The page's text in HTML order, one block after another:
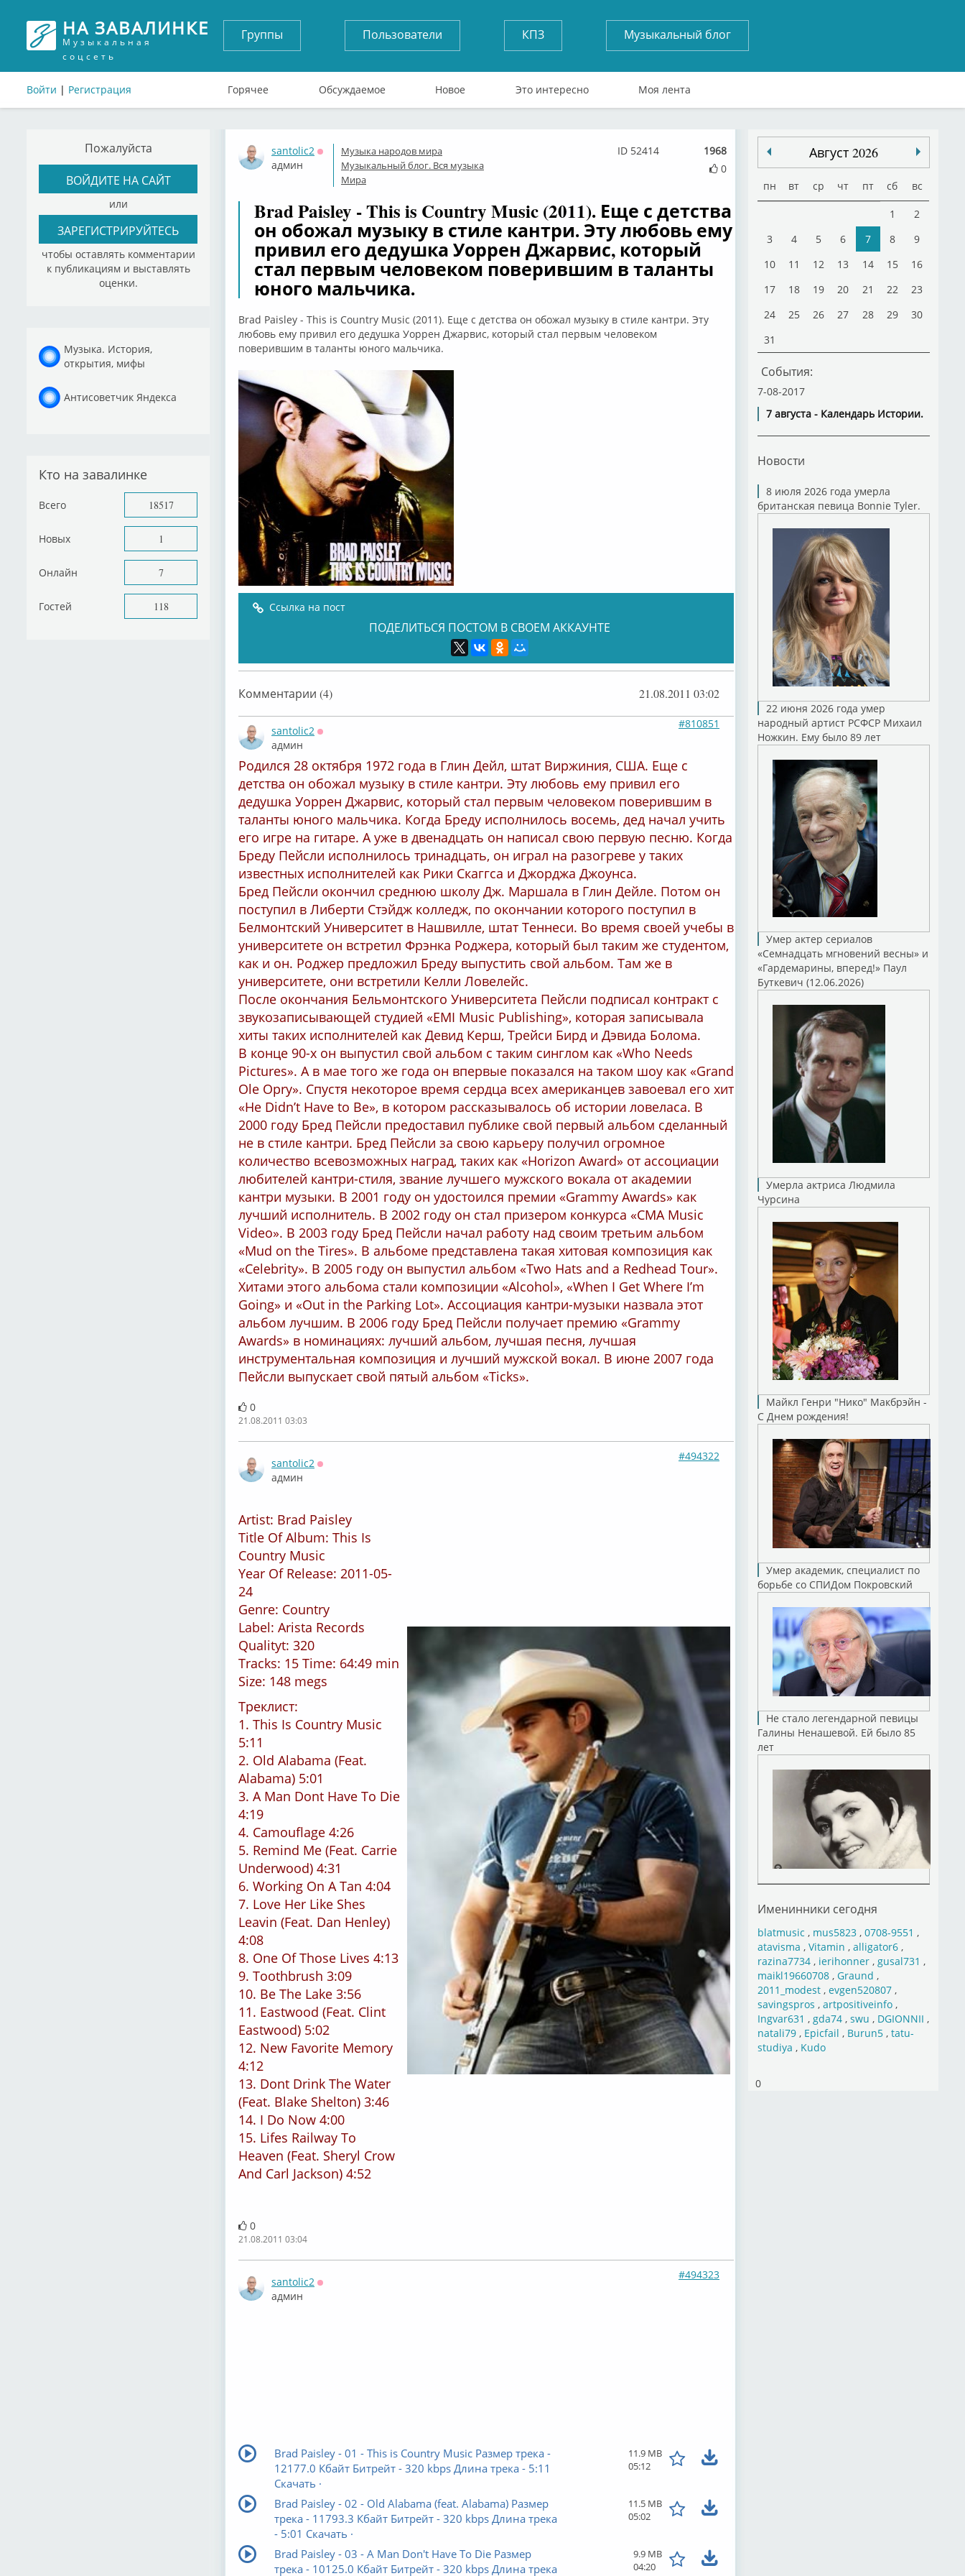
НА ЗАВАЛИНКЕ
Музыкальная
соцсеть
Войти | Регистрация
Группы Пользователи КПЗ Музыкальный блог
Горячее Обсуждаемое Новое Это интересно Моя лента
Пожалуйста
ВОЙДИТЕ НА САЙТ
или
ЗАРЕГИСТРИРУЙТЕСЬ
чтобы оставлять комментарии
к публикациям и выставлять
оценки.
Музыка. История,
открытия, мифы
Антисоветчик Яндекса
Кто на завалинке
Всего 18517
Новых 1
Онлайн 7
Гостей 118
santolic2
Оффлайн
админ
Музыка народов мира
Музыкальный блог. Вся музыка
Мира
1968
0
ID 52414
Brad Paisley - This is Country Music (2011). Еще с детства
он обожал музыку в стиле кантри. Эту любовь ему
привил его дедушка Уоррен Джарвис, который
стал первым человеком поверившим в таланты
юного мальчика.
Brad Paisley - This is Country Music (2011). Еще с детства он обожал музыку в стиле кантри. Эту
любовь ему привил его дедушка Уоррен Джарвис, который стал первым человеком
поверившим в таланты юного мальчика.
Ссылка на пост
ПОДЕЛИТЬСЯ ПОСТОМ В СВОЕМ АККАУНТЕ
Комментарии (4) 21.08.2011 03:02
santolic2
админ
#810851
Родился 28 октября 1972 года в Глин Дейл, штат Виржиния, США. Еще с
детства он обожал музыку в стиле кантри. Эту любовь ему привил его
дедушка Уоррен Джарвис, который стал первым человеком поверившим в
таланты юного мальчика. Когда Бреду исполнилось восемь, дед начал учить
его игре на гитаре. А уже в двенадцать он написал свою первую песню. Когда
Бреду Пейсли исполнилось тринадцать, он играл на разогреве у таких
известных исполнителей как Рики Скаггса и Джорджа Джоунса.
Бред Пейсли окончил среднюю школу Дж. Маршала в Глин Дейле. Потом он
поступил в Либерти Стэйдж колледж, по окончании которого поступил в
Белмонтский Университет в Нашвилле, штат Теннеси. Во время своей учебы в
университете он встретил Фрэнка Роджера, который был таким же студентом,
как и он. Роджер предложил Бреду выпустить свой альбом. Там же в
университете, они встретили Келли Ловелейс.
После окончания Бельмонтского Университета Пейсли подписал контракт с
звукозаписывающей студией «EMI Music Publishing», которая записывала
хиты таких исполнителей как Девид Керш, Трейси Бирд и Дэвида Болома.
В конце 90-х он выпустил свой альбом с таким синглом как «Who Needs
Pictures». А в мае того же года он впервые показался на таком шоу как «Grand
Ole Opry». Спустя некоторое время сердца всех американцев завоевал его хит
«He Didn’t Have to Be», в котором рассказывалось об истории ловеласа. В
2000 году Бред Пейсли предоставил публике свой первый альбом сделанный
не в стиле кантри. Бред Пейсли за свою карьеру получил огромное
количество всевозможных наград, таких как «Horizon Award» от ассоциации
любителей кантри-стиля, звание лучшего мужского вокала от академии
кантри музыки. В 2001 году он удостоился премии «Grammy Awards» как
лучший исполнитель. В 2002 году он стал призером конкурса «CMA Music
Video». В 2003 году Бред Пейсли начал работу над своим третьим альбом
«Mud on the Tires». В альбоме представлена такая хитовая композиция как
«Celebrity». В 2005 году он выпустил альбом «Two Hats and a Redhead Tour».
Хитами этого альбома стали композиции «Alcohol», «When I Get Where I’m
Going» и «Out in the Parking Lot». Ассоциация кантри-музыки назвала этот
альбом лучшим. В 2006 году Бред Пейсли получает премию «Grammy
Awards» в номинациях: лучший альбом, лучшая песня, лучшая
инструментальная композиция и лучший мужской вокал. В июне 2007 года
Пейсли выпускает свой пятый альбом «Ticks».
0
21.08.2011 03:03
santolic2
админ
#494322
Artist: Brad Paisley
Title Of Album: This Is
Country Music
Year Of Release: 2011-05-
24
Genre: Country
Label: Arista Records
Qualityt: 320
Tracks: 15 Time: 64:49 min
Size: 148 megs
Треклист:
1. This Is Country Music
5:11
2. Old Alabama (Feat.
Alabama) 5:01
3. A Man Dont Have To Die
4:19
4. Camouflage 4:26
5. Remind Me (Feat. Carrie
Underwood) 4:31
6. Working On A Tan 4:04
7. Love Her Like Shes
Leavin (Feat. Dan Henley)
4:08
8. One Of Those Lives 4:13
9. Toothbrush 3:09
10. Be The Lake 3:56
11. Eastwood (Feat. Clint
Eastwood) 5:02
12. New Favorite Memory
4:12
13. Dont Drink The Water
(Feat. Blake Shelton) 3:46
14. I Do Now 4:00
15. Lifes Railway To
Heaven (Feat. Sheryl Crow
And Carl Jackson) 4:52
0
21.08.2011 03:04
santolic2
админ
#494323
Brad Paisley - 01 - This is Country Music Размер трека -
12177.0 Кбайт Битрейт - 320 kbps Длина трека - 5:11
Скачать ·
11.9 MB
05:12
Brad Paisley - 02 - Old Alabama (feat. Alabama) Размер
трека - 11793.3 Кбайт Битрейт - 320 kbps Длина трека
- 5:01 Скачать ·
11.5 MB
05:02
Brad Paisley - 03 - A Man Don't Have To Die Размер
трека - 10125.0 Кбайт Битрейт - 320 kbps Длина трека
9.9 MB
04:20
Август 2026
пн вт ср чт пт сб вс
1
2
3
4 5 6 7 8
9
10
11 12 13 14 15
16
17
18 19 20 21 22
23
24
25 26 27 28 29
30
31
События:
7-08-2017
7 августа - Календарь Истории.
Новости
8 июля 2026 года умерла
британская певица Bonnie Tyler.
22 июня 2026 года умер
народный артист РСФСР Михаил
Ножкин. Ему было 89 лет
Умер актер сериалов
«Семнадцать мгновений весны» и
«Гардемарины, вперед!» Паул
Буткевич (12.06.2026)
Умерла актриса Людмила
Чурсина
Майкл Генри "Нико" Макбрэйн -
С Днем рождения!
Умер академик, специалист по
борьбе со СПИДом Покровский
Не стало легендарной певицы
Галины Ненашевой. Ей было 85
лет
Именинники сегодня
blatmusic , mus5823, 0708-9551 ,
atavisma , Vitamin , alligator6,
razina7734, ierihonner, gusal731 ,
maikl19660708, Graund ,
2011_modest, evgen520807,
savingspros , artpositiveinfo,
Ingvar631 , gda74, swu , DGIONNII ,
natali79, Epicfail , Burun5, tatu-
studiya , Kudo
0